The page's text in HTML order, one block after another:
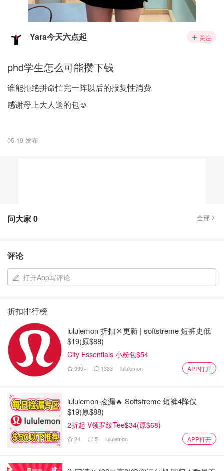
Yara今天六点起 关注
phd学生怎么可能攒下钱
谁能拒绝拼命忙完一阵以后的报复性消费
感谢母上大人送的包☺️
05-19 发布
问大家0 全部
评论
打开App写评论
折扣排行榜
lululemon 折扣区更新 | softstreme 短裤史低
$19(原$88)
City Essentials 小粉包$54
999+ 1333 lululemon APP打开
lululemon 捡漏🔥 Softstreme 短裤4降仅
$19(原$88)
2折起 V领罗纹Tee$34(原$68)
24 5 lululemon APP打开